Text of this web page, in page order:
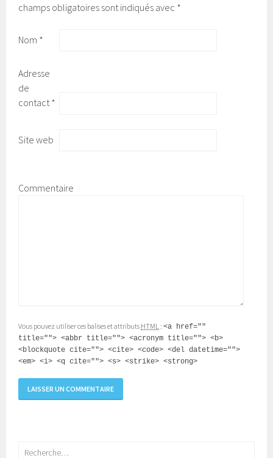
champs obligatoires sont indiqués avec *
Nom *
Adresse
de
contact*
Site web
Commentaire
Vous pouvez utiliser ces balises et attributs HTML :<a href=""
title=""> <abbr title=""> <acronym title=""> <b>
<blockquote cite=""> <cite> <code> <del datetime="">
<em> <i> <q cite=""> <s> <strike> <strong>
Rechercher :